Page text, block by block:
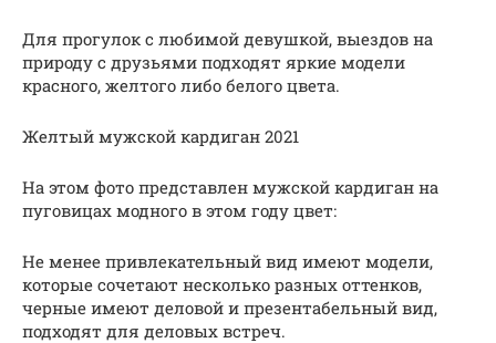
Для прогулок с любимой девушкой, выездов на
природу с друзьями подходят яркие модели
красного, желтого либо белого цвета.
Желтый мужской кардиган 2021
На этом фото представлен мужской кардиган на
пуговицах модного в этом году цвет:
Не менее привлекательный вид имеют модели,
которые сочетают несколько разных оттенков,
черные имеют деловой и презентабельный вид,
подходят для деловых встреч.